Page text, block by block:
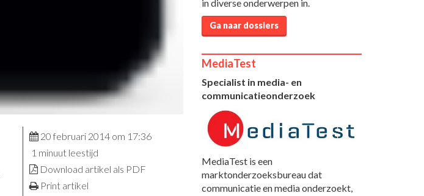
20 februari 2014 om 17:36
1 minuut leestijd
Download artikel als PDF
Print artikel
in diverse onderwerpen in.
Ga naar dossiers
MediaTest
Specialist in media- en
communicatieonderzoek
MediaTest is een
marktonderzoeksbureau dat
communicatie en media onderzoekt,